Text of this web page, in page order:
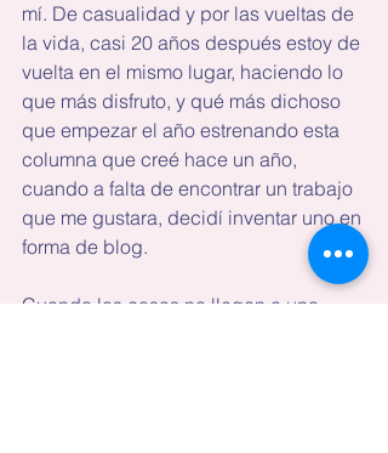
mí. De casualidad y por las vueltas de
la vida, casi 20 años después estoy de
vuelta en el mismo lugar, haciendo lo
que más disfruto, y qué más dichoso
que empezar el año estrenando esta
columna que creé hace un año,
cuando a falta de encontrar un trabajo
que me gustara, decidí inventar uno en
forma de blog.
Cuando las cosas no llegan a uno,